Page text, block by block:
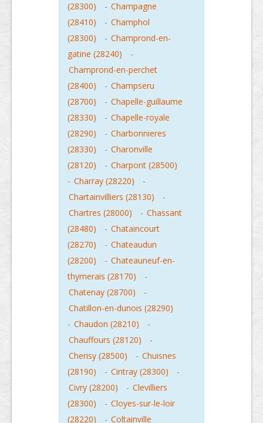
(28300)
- Champagne
(28410)
- Champhol
(28300)
- Champrond-en-
gatine (28240)
-
Champrond-en-perchet
(28400)
- Champseru
(28700)
- Chapelle-guillaume
(28330)
- Chapelle-royale
(28290)
- Charbonnieres
(28330)
- Charonville
(28120)
- Charpont (28500)
- Charray (28220)
-
Chartainvilliers (28130)
-
Chartres (28000)
- Chassant
(28480)
- Chataincourt
(28270)
- Chateaudun
(28200)
- Chateauneuf-en-
thymerais (28170)
-
Chatenay (28700)
-
Chatillon-en-dunois (28290)
- Chaudon (28210)
-
Chauffours (28120)
-
Cherisy (28500)
- Chuisnes
(28190)
- Cintray (28300)
-
Civry (28200)
- Clevilliers
(28300)
- Cloyes-sur-le-loir
(28220)
- Coltainville